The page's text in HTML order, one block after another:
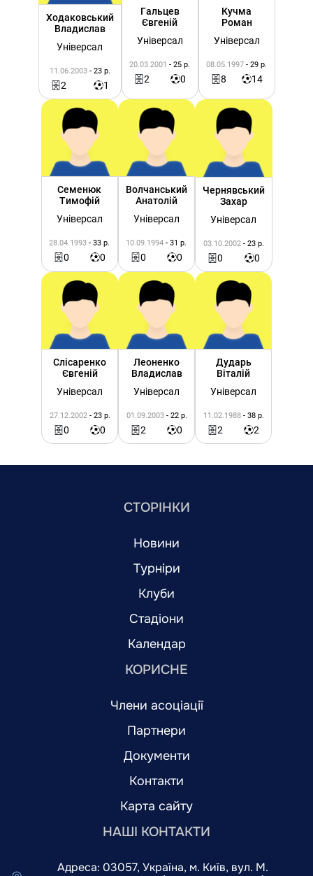
Ходаковський
Владислав
Універсал
11.06.2003 - 23 р.
2 1
Гальцев
Євгеній
Універсал
20.03.2001 - 25 р.
2 0
Кучма
Роман
Універсал
08.05.1997 - 29 р.
8 14
Семенюк
Тимофій
Універсал
28.04.1993 - 33 р.
0 0
Волчанський
Анатолій
Універсал
10.09.1994 - 31 р.
0 0
Чернявський
Захар
Універсал
03.10.2002 - 23 р.
0 0
Слісаренко
Євгеній
Універсал
27.12.2002 - 23 р.
0 0
Леоненко
Владислав
Універсал
01.09.2003 - 22 р.
2 0
Дударь
Віталій
Універсал
11.02.1988 - 38 р.
2 2
СТОРІНКИ
Новини
Турніри
Клуби
Стадіони
Календар
КОРИСНЕ
Члени асоціації
Партнери
Документи
Контакти
Карта сайту
НАШІ КОНТАКТИ
Адреса: 03057, Україна, м. Київ, вул. М.